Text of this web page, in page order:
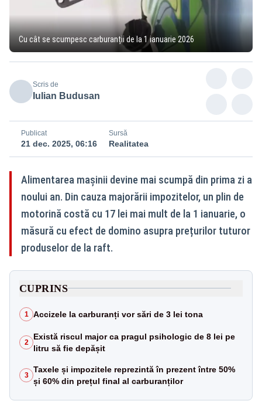
Cu cât se scumpesc carburanții de la 1 ianuarie 2026
Scris de
Iulian Budusan
Publicat
21 dec. 2025, 06:16
Sursă
Realitatea
Alimentarea mașinii devine mai scumpă din prima zi a
noului an. Din cauza majorării impozitelor, un plin de
motorină costă cu 17 lei mai mult de la 1 ianuarie, o
măsură cu efect de domino asupra prețurilor tuturor
produselor de la raft.
CUPRINS
1 Accizele la carburanți vor sări de 3 lei tona
2
Există riscul major ca pragul psihologic de 8 lei pe
litru să fie depășit
3
Taxele și impozitele reprezintă în prezent între 50%
și 60% din prețul final al carburanților